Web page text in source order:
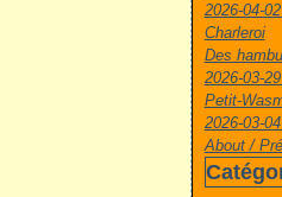
2026-04-
Charleroi
Des
2026-03-
Petit-
2026-03-
About /